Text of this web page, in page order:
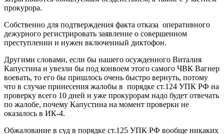
прокурора.
Собственно для подтверждения факта отказа оперативного
дежурного регистрировать заявление о совершенном
преступлении и нужен включенный диктофон.
Другими словами, если бы нашего осужденного Виталия
Капустина и увезли бы под конвоем этого самого ЧВК Вагнер
воевать, то его бы пришлось очень быстро вернуть, потому
что в случае принесения жалобы в порядке ст.124 УПК РФ на
проверку всего 10 дней и уже прокурорам надо будет отвечать
по жалобе, почему Капустина на момент проверки не
оказалось в ИК-4.
Обжалование в суд в порядке ст.125 УПК РФ вообще никаких